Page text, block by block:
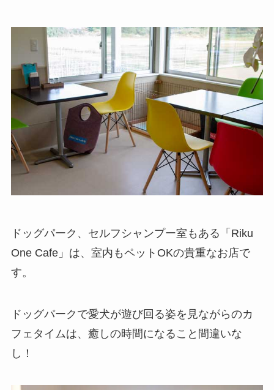
ドッグパーク、セルフシャンプー室もある「Riku
One Cafe」は、室内もペットOKの貴重なお店で
す。
ドッグパークで愛犬が遊び回る姿を見ながらのカ
フェタイムは、癒しの時間になること間違いな
し！